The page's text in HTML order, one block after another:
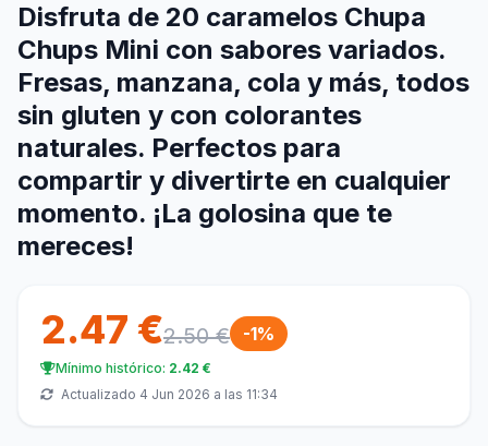
Disfruta de 20 caramelos Chupa
Chups Mini con sabores variados.
Fresas, manzana, cola y más, todos
sin gluten y con colorantes
naturales. Perfectos para
compartir y divertirte en cualquier
momento. ¡La golosina que te
mereces!
2.47 €2.50 € -1%
Mínimo histórico: 2.42 €
Actualizado 4 Jun 2026 a las 11:34